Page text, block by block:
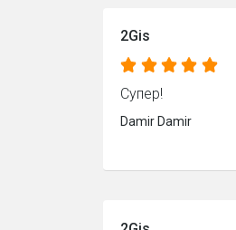
2Gis
Супер!
Damir Damir